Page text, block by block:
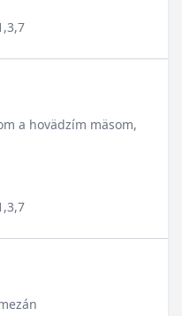
a hovädzím mäsom,